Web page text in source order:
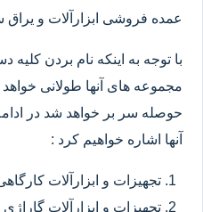
عمده فروشی ابزارآلات و یراق
با توجه به اینکه نام بردن کلیه
مجموعه های آنها طولانی خواهد
حوصله سر بر خواهد شد در
آنها اشاره خواهیم کرد :
تجهیزات و ابزارآلات
تجهیزات و ابزارآلات گاراژی